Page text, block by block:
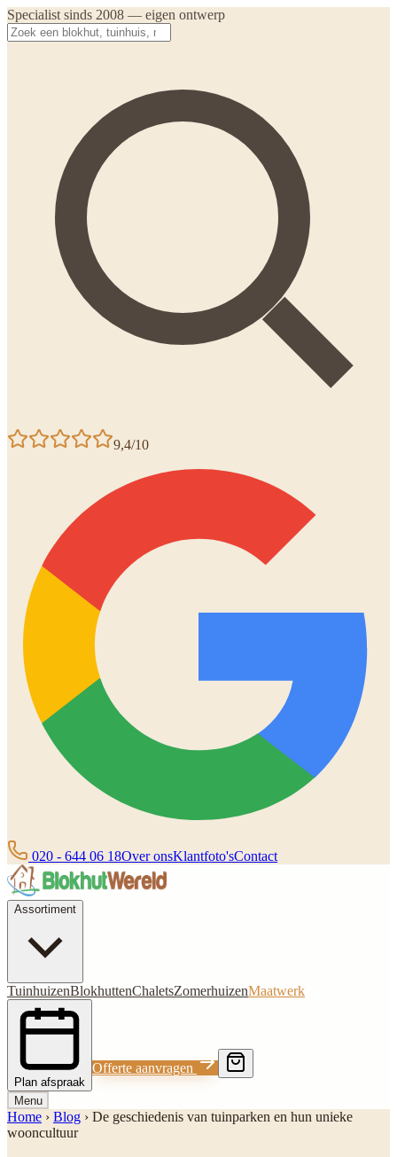
Specialist sinds 2008 — eigen ontwerp
9,4/10
020 - 644 06 18Over onsKlantfoto'sContact
Assortiment
TuinhuizenBlokhuttenChaletsZomerhuizenMaatwerk
Plan afspraak
Offerte aanvragen
Menu
Home › Blog › De geschiedenis van tuinparken en hun unieke
wooncultuur